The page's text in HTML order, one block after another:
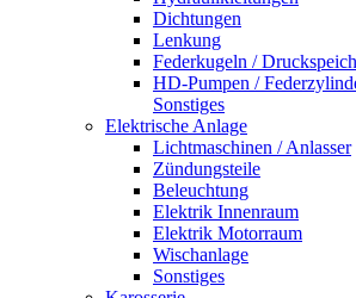
Dichtungen
Lenkung
Federkugeln /
HD-Pumpen /
Sonstiges
Elektrische Anlage
Lichtmaschinen / Anlasser
Zündungsteile
Beleuchtung
Elektrik Innenraum
Elektrik Motorraum
Wischanlage
Sonstiges